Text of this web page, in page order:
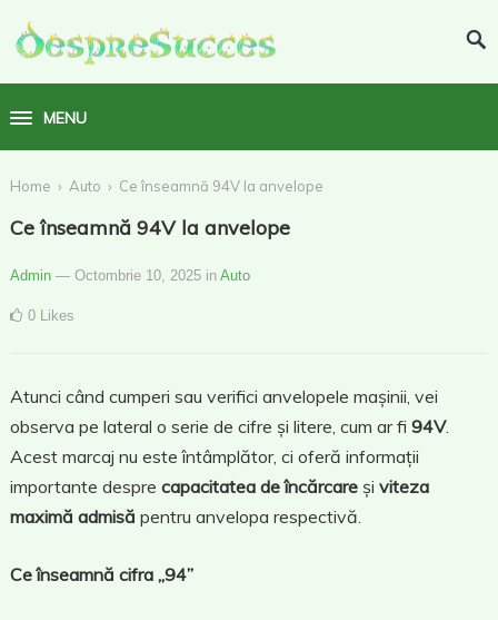
MENU
Home › Auto › Ce înseamnă 94V la anvelope
Ce înseamnă 94V la anvelope
Admin — Octombrie 10, 2025 in Auto
0 Likes
Atunci când cumperi sau verifici anvelopele mașinii, vei
observa pe lateral o serie de cifre și litere, cum ar fi 94V.
Acest marcaj nu este întâmplător, ci oferă informații
importante despre capacitatea de încărcareși viteza
maximă admisă pentru anvelopa respectivă.
Ce înseamnă cifra „94”